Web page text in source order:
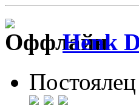
Henk
Постоялец